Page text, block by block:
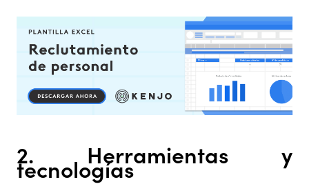
2. Herramientas y
tecnologías